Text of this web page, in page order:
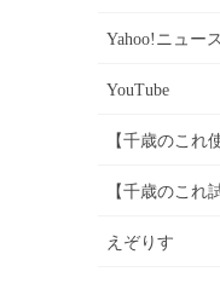
Yahoo!ニュー
YouTube
【千歳のこれ
【千歳のこれ
えぞりす